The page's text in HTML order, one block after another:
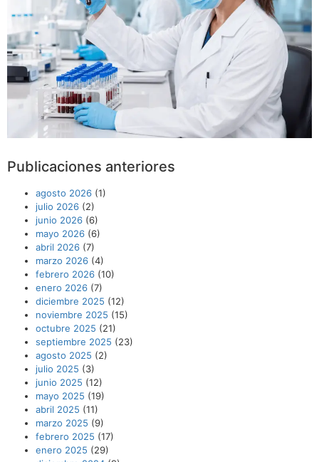
Publicaciones anteriores
agosto 2026 (1)
julio 2026 (2)
junio 2026 (6)
mayo 2026 (6)
abril 2026 (7)
marzo 2026 (4)
febrero 2026 (10)
enero 2026 (7)
diciembre 2025 (12)
noviembre 2025 (15)
octubre 2025 (21)
septiembre 2025 (23)
agosto 2025 (2)
julio 2025 (3)
junio 2025 (12)
mayo 2025 (19)
abril 2025 (11)
marzo 2025 (9)
febrero 2025 (17)
enero 2025 (29)